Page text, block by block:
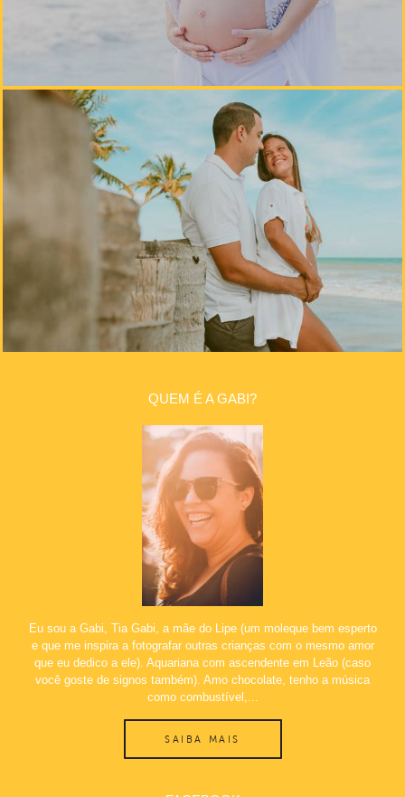
QUEM É A GABI?
Eu sou a Gabi, Tia Gabi, a mãe do Lipe (um moleque bem esperto
e que me inspira a fotografar outras crianças com o mesmo amor
que eu dedico a ele). Aquariana com ascendente em Leão (caso
você goste de signos também). Amo chocolate, tenho a música
como combustível,...
SAIBA MAIS